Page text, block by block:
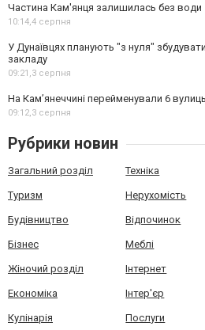
Частина Кам'янця залишилась без води
10:14,4 серпня
У Дунаївцях планують "з нуля"
закладу
09:21,3 серпня
На Камʼянеччині перейменували 6 вулиць
09:12,3 серпня
Рубрики новин
Загальний розділ Техніка
Туризм Нерухомість
Будівництво Відпочинок
Бізнес Меблі
Жіночий розділ Інтернет
Економіка Інтер'єр
Кулінарія Послуги